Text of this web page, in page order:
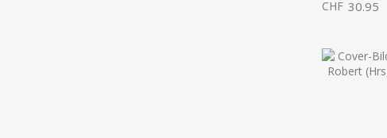
CHF 30.95